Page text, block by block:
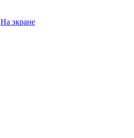
На экране